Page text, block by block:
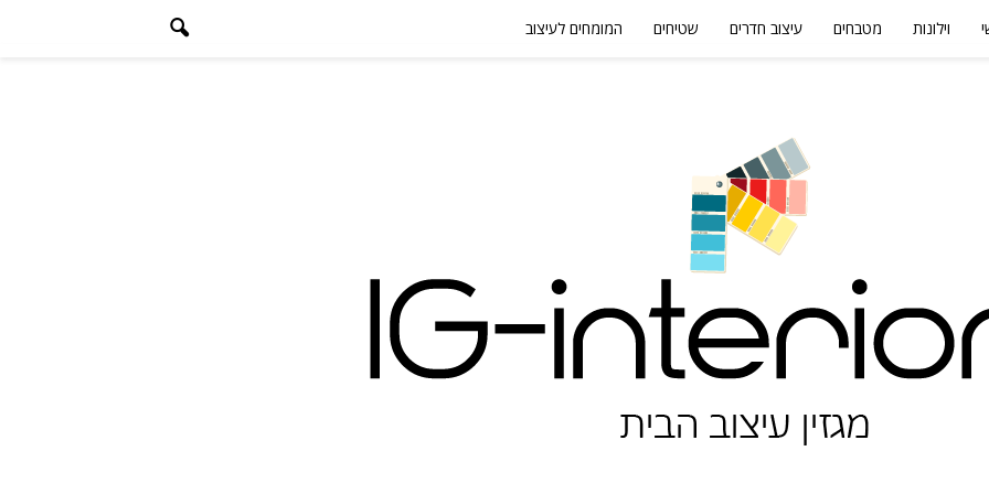
וילונות מטבחים עיצוב חדרים שטיחים המומחים לעיצוב